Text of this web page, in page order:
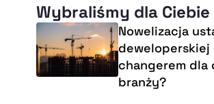
Wybraliśmy dla Ciebie
Nowelizacja
deweloperskiej
changerem dla
branży?